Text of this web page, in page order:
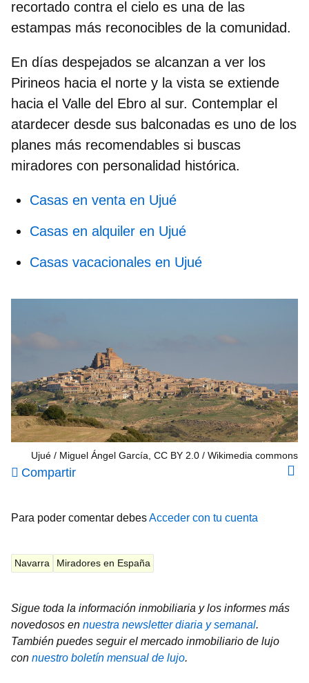
recortado contra el cielo es una de las
estampas más reconocibles de la comunidad.
En días despejados se alcanzan a ver los
Pirineos hacia el norte y la vista se extiende
hacia el Valle del Ebro al sur. Contemplar el
atardecer desde sus balconadas es uno de los
planes más recomendables si buscas
miradores con personalidad histórica.
Casas en venta en Ujué
Casas en alquiler en Ujué
Casas vacacionales en Ujué
Ujué / Miguel Ángel García, CC BY 2.0 Wikimedia commons
Compartir
Para poder comentar debesAcceder con tu cuenta
Navarra Miradores en España
Sigue toda la información inmobiliaria y los informes más
novedosos en nuestra newsletter diaria y semanal.
También puedes seguir el mercado inmobiliario de lujo
con nuestro boletín mensual de lujo.